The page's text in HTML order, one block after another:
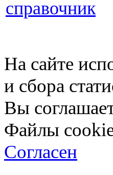
справочник
На сайте
и сбора
Вы
Файлы
Согласен